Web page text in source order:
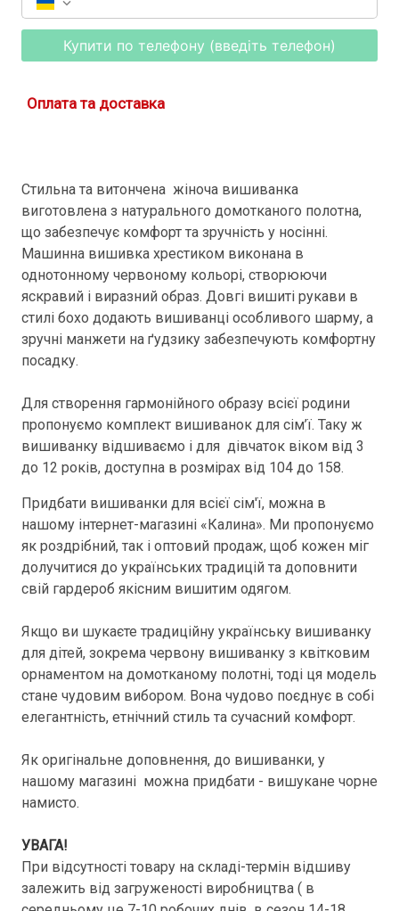
Купити по телефону (введіть телефон)
Оплата та доставка
Стильна та витончена жіноча вишиванка
виготовлена з натурального домотканого полотна,
що забезпечує комфорт та зручність у носінні.
Машинна вишивка хрестиком виконана в
однотонному червоному кольорі, створюючи
яскравий і виразний образ. Довгі вишиті рукави в
стилі бохо додають вишиванці особливого шарму, а
зручні манжети на ґудзику забезпечують комфортну
посадку.
Для створення гармонійного образу всієї родини
пропонуємо комплект вишиванок для сім’ї. Таку ж
вишиванку відшиваємо і для дівчаток віком від 3
до 12 років, доступна в розмірах від 104 до 158.
Придбати вишиванки для всієї сім'ї, можна в
нашому інтернет-магазині «Калина». Ми пропонуємо
як роздрібний, так і оптовий продаж, щоб кожен міг
долучитися до українських традицій та доповнити
свій гардероб якісним вишитим одягом.
Якщо ви шукаєте традиційну українську вишиванку
для дітей, зокрема червону вишиванку з квітковим
орнаментом на домотканому полотні, тоді ця модель
стане чудовим вибором. Вона чудово поєднує в собі
елегантність, етнічний стиль та сучасний комфорт.
Як оригінальне доповнення, до вишиванки, у
нашому магазині можна придбати - вишукане чорне
намисто.
УВАГА!
При відсутності товару на складі-термін відшиву
залежить від загруженості виробництва ( в